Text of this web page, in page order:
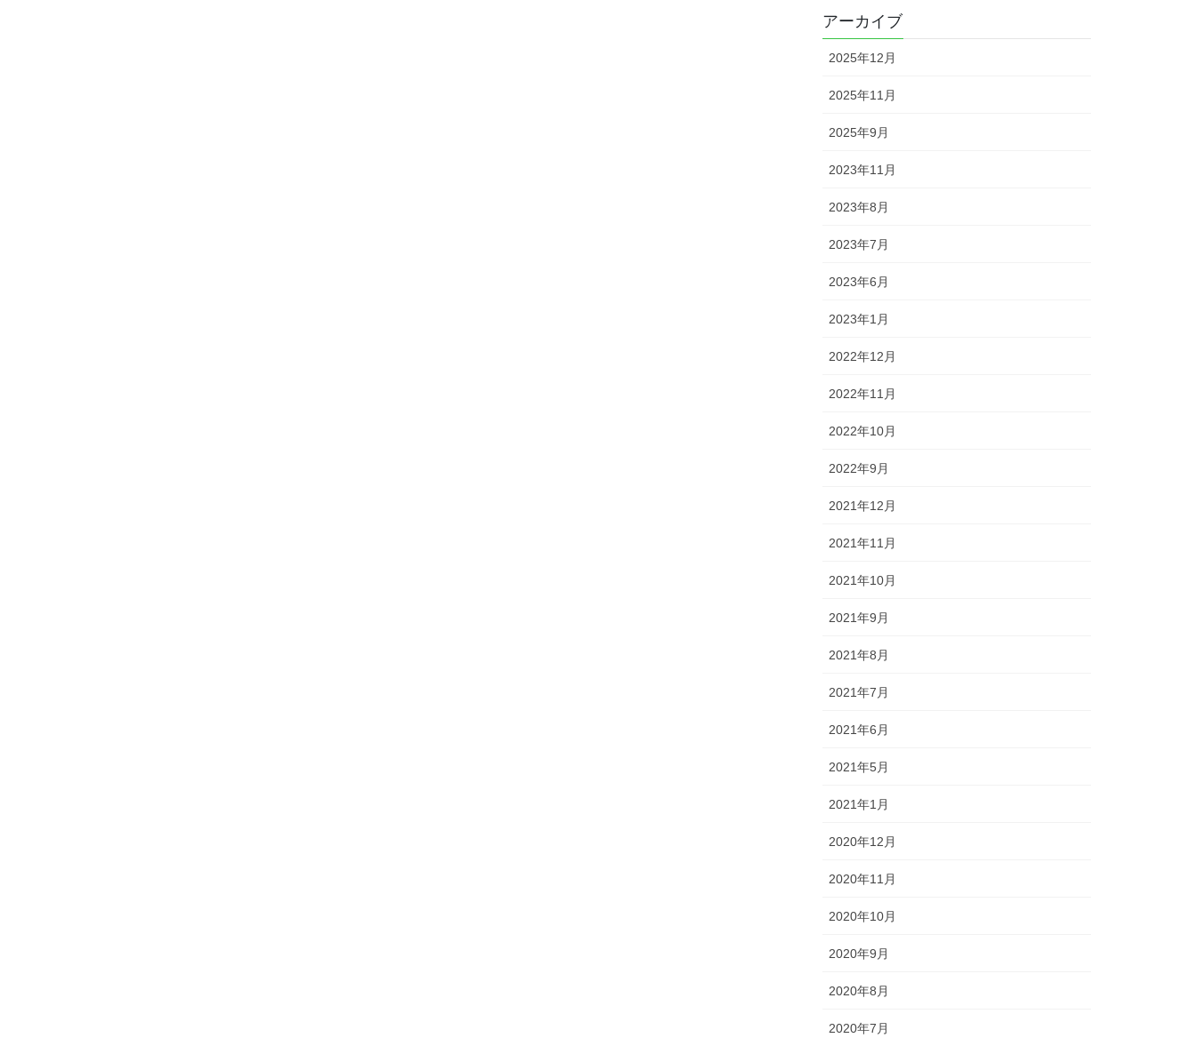
アーカイブ
2025年12月
2025年11月
2025年9月
2023年11月
2023年8月
2023年7月
2023年6月
2023年1月
2022年12月
2022年11月
2022年10月
2022年9月
2021年12月
2021年11月
2021年10月
2021年9月
2021年8月
2021年7月
2021年6月
2021年5月
2021年1月
2020年12月
2020年11月
2020年10月
2020年9月
2020年8月
2020年7月